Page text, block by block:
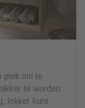
plek om te
te worden
lekker kunt